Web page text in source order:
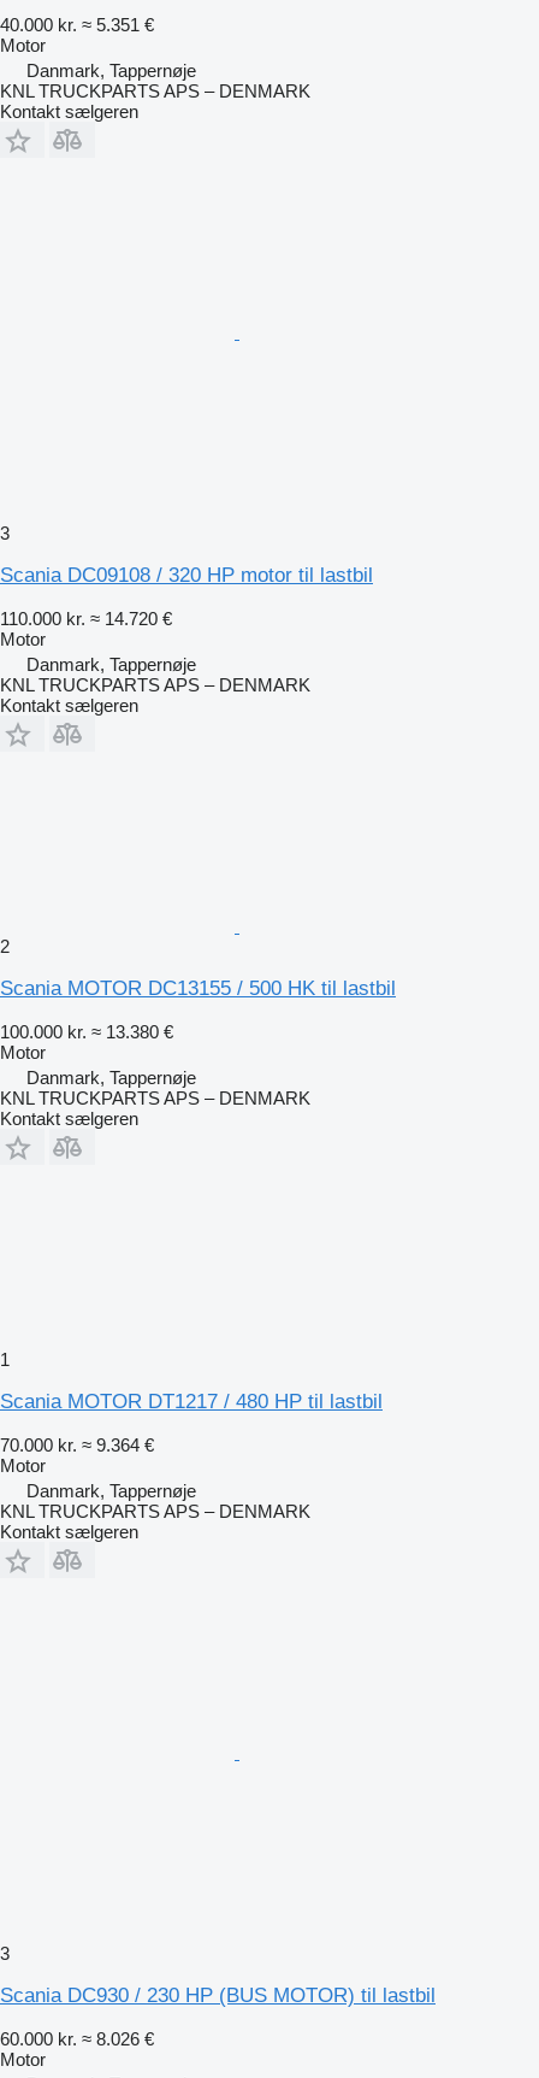
40.000 kr. ≈ 5.351 €
Motor
Danmark, Tappernøje
KNL TRUCKPARTS APS – DENMARK
Kontakt sælgeren
3
Scania DC09108 / 320 HP motor til lastbil
110.000 kr. ≈ 14.720 €
Motor
Danmark, Tappernøje
KNL TRUCKPARTS APS – DENMARK
Kontakt sælgeren
2
Scania MOTOR DC13155 / 500 HK til lastbil
100.000 kr. ≈ 13.380 €
Motor
Danmark, Tappernøje
KNL TRUCKPARTS APS – DENMARK
Kontakt sælgeren
1
Scania MOTOR DT1217 / 480 HP til lastbil
70.000 kr. ≈ 9.364 €
Motor
Danmark, Tappernøje
KNL TRUCKPARTS APS – DENMARK
Kontakt sælgeren
3
Scania DC930 / 230 HP (BUS MOTOR) til lastbil
60.000 kr. ≈ 8.026 €
Motor